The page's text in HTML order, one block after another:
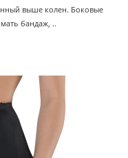
выше колен. Боковые
бандаж, ..